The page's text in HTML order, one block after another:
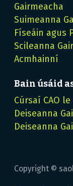
Gairmeacha
Suimeanna
Físeáin agus
Scileanna
Acmhainní
Bain úsáid
Cúrsaí CAO
Deiseanna
Deiseanna
Copyright ©